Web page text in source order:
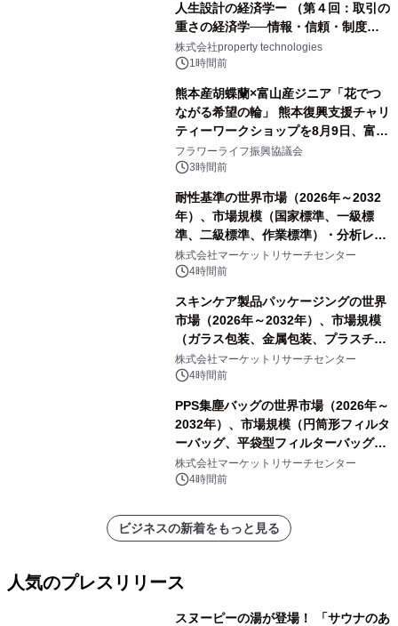
人生設計の経済学ー （第４回：取引の
重さの経済学──情報・信頼・制度を
PropTechはどう組み替えるか）｜
PropTech-Lab
株式会社property technologies
1時間前
熊本産胡蝶蘭×富山産ジニア「花でつ
ながる希望の輪」 熊本復興支援チャリ
ティーワークショップを8月9日、富
山・射水で開催
フラワーライフ振興協議会
3時間前
耐性基準の世界市場（2026年～2032
年）、市場規模（国家標準、一級標
準、二級標準、作業標準）・分析レポ
ートを発表
株式会社マーケットリサーチセンター
4時間前
スキンケア製品パッケージングの世界
市場（2026年～2032年）、市場規模
（ガラス包装、金属包装、プラスチッ
ク包装、その他）・分析レポートを発
表
株式会社マーケットリサーチセンター
4時間前
PPS集塵バッグの世界市場（2026年～
2032年）、市場規模（円筒形フィルタ
ーバッグ、平袋型フィルターバッグ、
プリーツフィルターバッグ、その
他）・分析レポートを発表
株式会社マーケットリサーチセンター
4時間前
ビジネスの新着をもっと見る
人気のプレスリリース
スヌーピーの湯が登場！ 「サウナのあ